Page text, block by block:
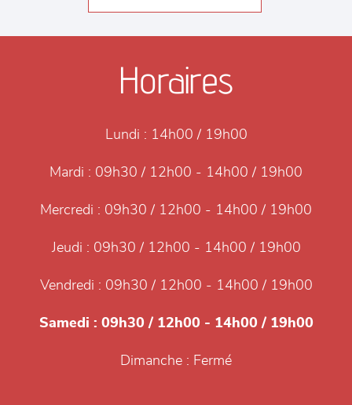
Horaires
Lundi : 14h00 / 19h00
Mardi : 09h30 / 12h00 - 14h00 / 19h00
Mercredi : 09h30 / 12h00 - 14h00 / 19h00
Jeudi : 09h30 / 12h00 - 14h00 / 19h00
Vendredi : 09h30 / 12h00 - 14h00 / 19h00
Samedi : 09h30 / 12h00 - 14h00 / 19h00
Dimanche : Fermé